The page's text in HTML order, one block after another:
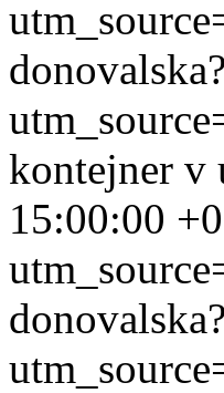
donovalska?
kontejner v
15:00:00
donovalska?